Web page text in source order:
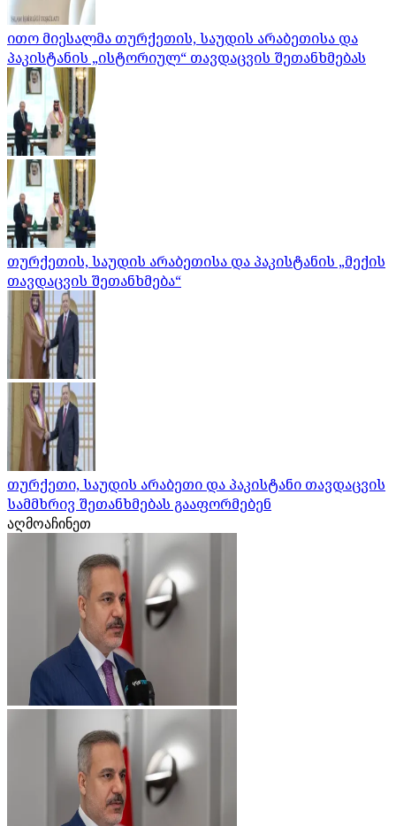
ითო მიესალმა თურქეთის, საუდის არაბეთისა და
პაკისტანის „ისტორიულ“ თავდაცვის შეთანხმებას
თურქეთის, საუდის არაბეთისა და პაკისტანის „მექის
თავდაცვის შეთანხმება“
თურქეთი, საუდის არაბეთი და პაკისტანი თავდაცვის
სამმხრივ შეთანხმებას გააფორმებენ
აღმოაჩინეთ